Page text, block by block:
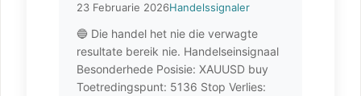
23 Februarie 2026Handelssignaler
🔵 Die handel het nie die verwagte
resultate bereik nie. Handelseinsignaal
Besonderhede Posisie: XAUUSD buy
Toetredingspunt: 5136 Stop Verlies: